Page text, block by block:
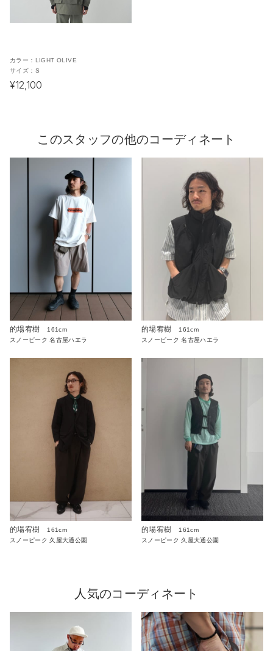
カラー： LIGHT OLIVE
サイズ： S
¥12,100
このスタッフの他のコーディネート
的場宥樹
161cm
スノーピーク 名古屋ハエラ
的場宥樹
161cm
スノーピーク 名古屋ハエラ
的場宥樹
161cm
スノーピーク 久屋大通公園
的場宥樹
161cm
スノーピーク 久屋大通公園
人気のコーディネート